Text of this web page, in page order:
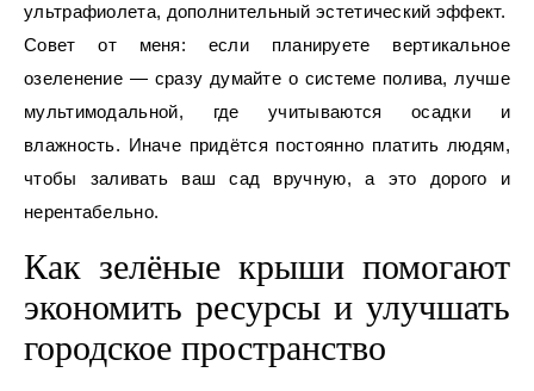
ультрафиолета, дополнительный эстетический эффект.
Совет от меня: если планируете вертикальное
озеленение — сразу думайте о системе полива, лучше
мультимодальной, где учитываются осадки и
влажность. Иначе придётся постоянно платить людям,
чтобы заливать ваш сад вручную, а это дорого и
нерентабельно.
Как зелёные крыши помогают
экономить ресурсы и улучшать
городское пространство